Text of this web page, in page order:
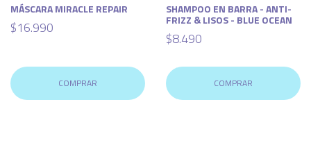
MÁSCARA MIRACLE REPAIR
$16.990
COMPRAR
SHAMPOO EN BARRA - ANTI-
FRIZZ & LISOS - BLUE OCEAN
$8.490
COMPRAR